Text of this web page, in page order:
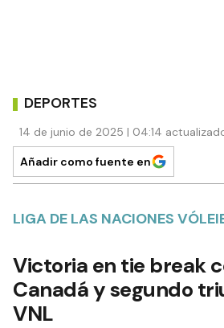
DEPORTES
14 de junio de 2025 | 04:14
Añadir como fuente en
LIGA DE LAS NACIONES
Victoria en tie break
Canadá y segundo
VNL